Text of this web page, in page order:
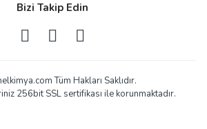
Bizi Takip Edin
Tüm Hakları Saklıdır.
256bit SSL sertifikası ile korunmaktadır.